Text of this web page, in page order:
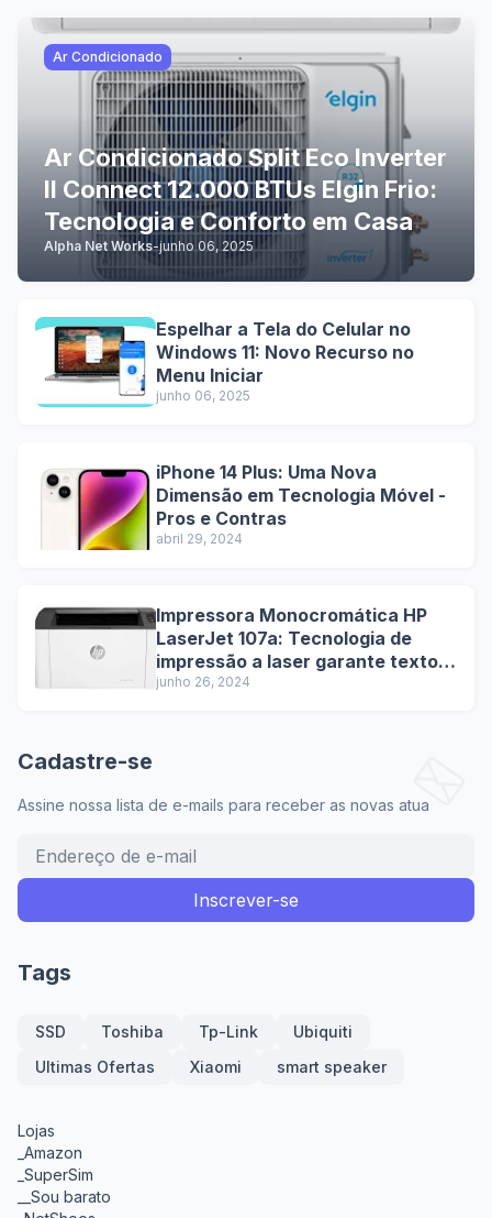
Ar Condicionado
Ar Condicionado Split Eco Inverter
II Connect 12.000 BTUs Elgin Frio:
Tecnologia e Conforto em Casa
Alpha Net Works-junho 06, 2025
Espelhar a Tela do Celular no
Windows 11: Novo Recurso no
Menu Iniciar
junho 06, 2025
iPhone 14 Plus: Uma Nova
Dimensão em Tecnologia Móvel -
Pros e Contras
abril 29, 2024
Impressora Monocromática HP
LaserJet 107a: Tecnologia de
impressão a laser garante textos
nítidos e de alta qualidade.
junho 26, 2024
Cadastre-se
Assine nossa lista de e-mails para receber as novas atua
Tags
SSD Toshiba Tp-Link
Ubiquiti
Ultimas Ofertas
Xiaomi smart speaker
Lojas
_Amazon
_SuperSim
__Sou barato